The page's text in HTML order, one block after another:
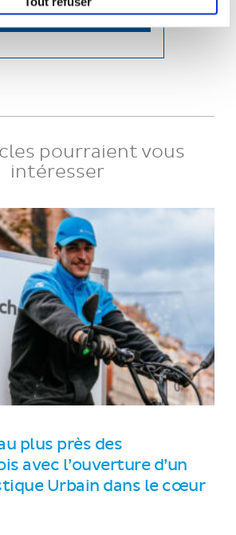
Agence Oxygen RP
pourraient vous
intéresser
plus près des
avec l’ouverture d’un
Urbain dans le cœur